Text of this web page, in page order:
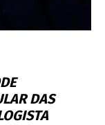
DAS